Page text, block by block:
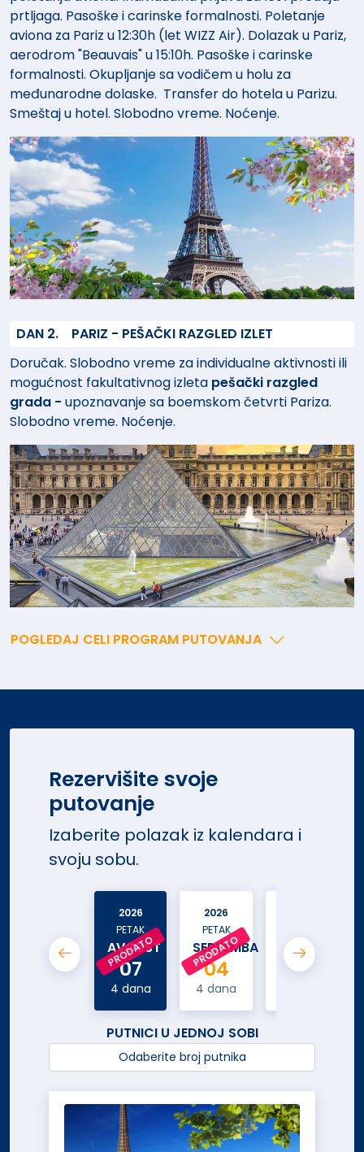
prtljaga. Pasoške i carinske formalnosti. Poletanje
aviona za Pariz u 12:30h (let WIZZ Air). Dolazak u Pariz,
aerodrom "Beauvais" u 15:10h. Pasoške i carinske
formalnosti. Okupljanje sa vodičem u holu za
međunarodne dolaske. Transfer do hotela u Parizu.
Smeštaj u hotel. Slobodno vreme. Noćenje.
DAN 2.
PARIZ - PEŠAČKI RAZGLED IZLET
Doručak. Slobodno vreme za individualne aktivnosti ili
mogućnost fakultativnog izleta pešački razgled
grada - upoznavanje sa boemskom četvrti Pariza.
Slobodno vreme. Noćenje.
POGLEDAJ CELI PROGRAM PUTOVANJA
Rezervišite svoje
putovanje
Izaberite polazak iz kalendara i
svoju sobu.
2026
PETAK
AVGUST
07
4 dana
PRODATO
2026
PETAK
SEPTEMBAR
04
4 dana
PRODATO SEPTEMBAR
11
PUTNICI U JEDNOJ SOBI
Odaberite broj putnika